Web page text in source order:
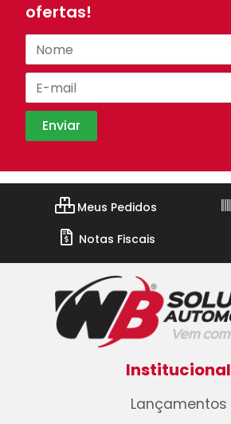
ofertas!
Meus Pedidos
Notas Fiscais
Institucional
Lançamentos